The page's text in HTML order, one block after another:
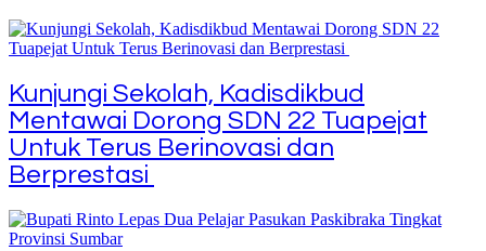
Kunjungi Sekolah, Kadisdikbud
Mentawai Dorong SDN 22 Tuapejat
Untuk Terus Berinovasi dan
Berprestasi